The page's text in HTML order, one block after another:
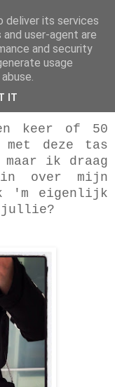
keer of 50
deze tas
ik draag
over mijn
'm eigenlijk
jullie?
deliver its services
user-agent are
and security
usage
IT